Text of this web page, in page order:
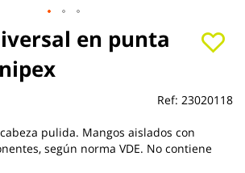
en punta
Ref: 23020118
pulida. Mangos aislados con
según norma VDE. No contiene